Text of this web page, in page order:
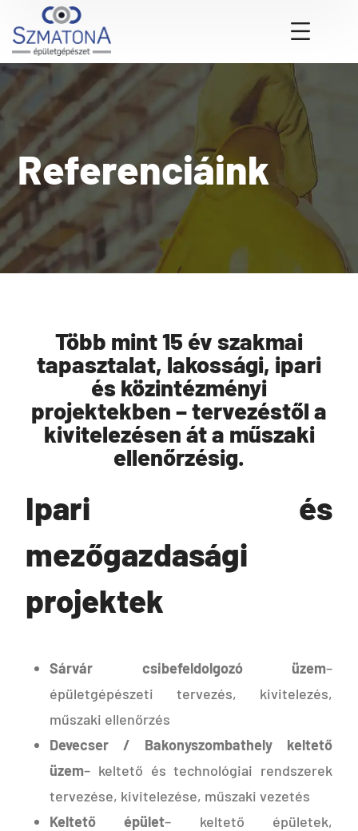
Referenciáink
Több mint 15 év szakmai
tapasztalat, lakossági, ipari
és közintézményi
projektekben – tervezéstől a
kivitelezésen át a műszaki
ellenőrzésig.
Ipari és
mezőgazdasági
projektek
Sárvár csibefeldolgozó üzem–
épületgépészeti tervezés, kivitelezés,
műszaki ellenőrzés
Devecser / Bakonyszombathely keltető
üzem– keltető és technológiai rendszerek
tervezése, kivitelezése, műszaki vezetés
Keltető épület– keltető épületek,